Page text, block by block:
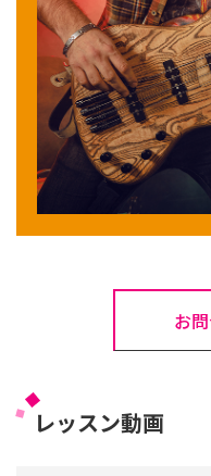
お
レッスン動画